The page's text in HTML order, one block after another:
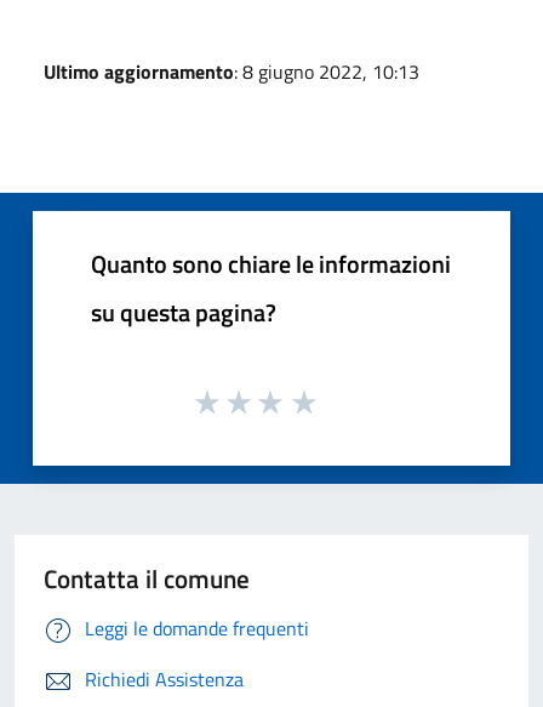
Ultimo aggiornamento: 8 giugno 2022, 10:13
Quanto sono chiare le informazioni
su questa pagina?
Contatta il comune
Leggi le domande frequenti
Richiedi Assistenza